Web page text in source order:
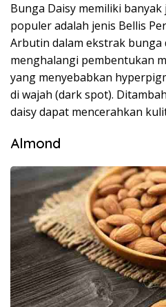
Bunga Daisy memiliki
populer adalah jenis Bellis
Arbutin dalam ekstrak bunga
menghalangi pembentukan
yang menyebabkan
di wajah (dark spot).
daisy dapat mencerahkan
Almond